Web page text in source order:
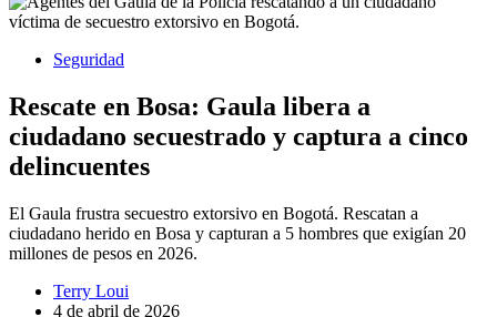
Seguridad
Rescate en Bosa: Gaula libera a
ciudadano secuestrado y captura a cinco
delincuentes
El Gaula frustra secuestro extorsivo en Bogotá. Rescatan a
ciudadano herido en Bosa y capturan a 5 hombres que exigían 20
millones de pesos en 2026.
Terry Loui
4 de abril de 2026